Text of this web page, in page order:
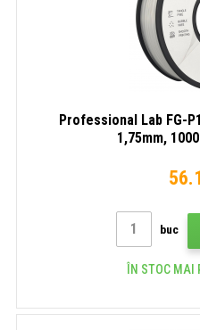
Professional Lab FG-
1,75mm,
buc
ÎN STOC MAI